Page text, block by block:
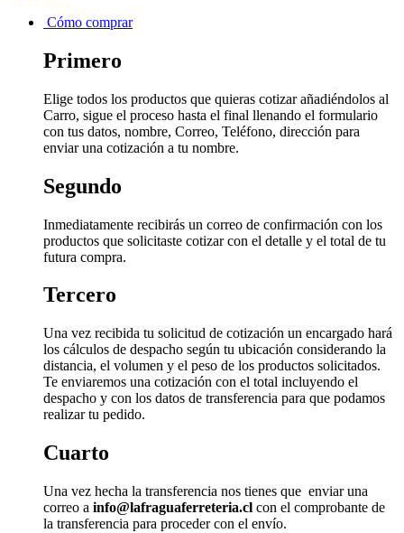
Cómo comprar
Primero
Elige todos los productos que quieras cotizar añadiéndolos al
Carro, sigue el proceso hasta el final llenando el formulario
con tus datos, nombre, Correo, Teléfono, dirección para
enviar una cotización a tu nombre.
Segundo
Inmediatamente recibirás un correo de confirmación con los
productos que solicitaste cotizar con el detalle y el total de tu
futura compra.
Tercero
Una vez recibida tu solicitud de cotización un encargado hará
los cálculos de despacho según tu ubicación considerando la
distancia, el volumen y el peso de los productos solicitados.
Te enviaremos una cotización con el total incluyendo el
despacho y con los datos de transferencia para que podamos
realizar tu pedido.
Cuarto
Una vez hecha la transferencia nos tienes que enviar una
correo a info@lafraguaferreteria.cl con el comprobante de
la transferencia para proceder con el envío.